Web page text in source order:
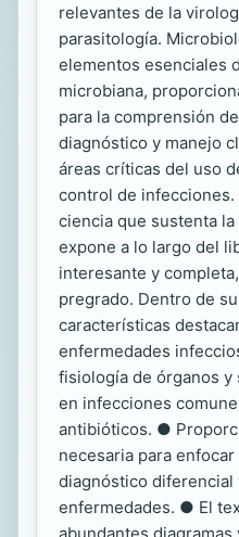
relevantes de la
parasitología.
elementos esenciales
microbiana,
para la comprensión
diagnóstico y manejo
áreas críticas del uso
control de infecciones.
ciencia que sustenta
expone a lo largo del
interesante y
pregrado. Dentro de
características
enfermedades
fisiología de órganos
en infecciones
antibióticos. ●
necesaria para
diagnóstico diferencial
enfermedades. ● El
abundantes